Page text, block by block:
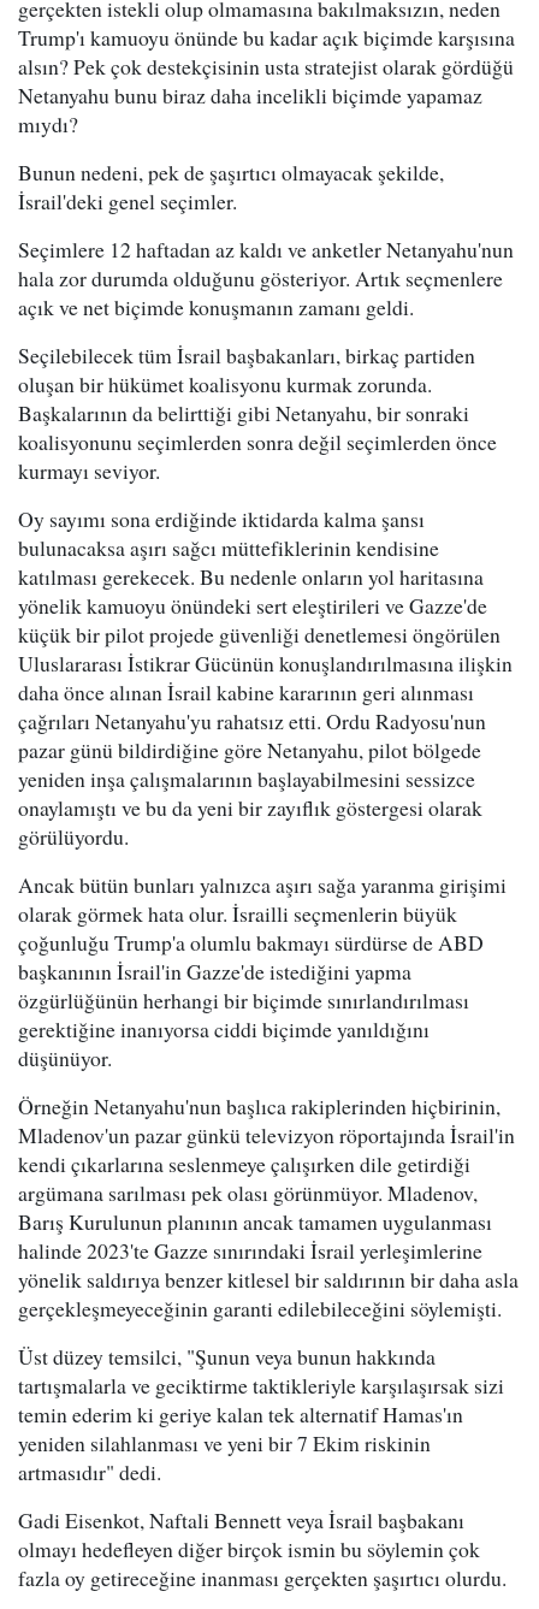
gerçekten istekli olup olmamasına bakılmaksızın, neden
Trump'ı kamuoyu önünde bu kadar açık biçimde karşısına
alsın? Pek çok destekçisinin usta stratejist olarak gördüğü
Netanyahu bunu biraz daha incelikli biçimde yapamaz
mıydı?
Bunun nedeni, pek de şaşırtıcı olmayacak şekilde,
İsrail'deki genel seçimler.
Seçimlere 12 haftadan az kaldı ve anketler Netanyahu'nun
hala zor durumda olduğunu gösteriyor. Artık seçmenlere
açık ve net biçimde konuşmanın zamanı geldi.
Seçilebilecek tüm İsrail başbakanları, birkaç partiden
oluşan bir hükümet koalisyonu kurmak zorunda.
Başkalarının da belirttiği gibi Netanyahu, bir sonraki
koalisyonunu seçimlerden sonra değil seçimlerden önce
kurmayı seviyor.
Oy sayımı sona erdiğinde iktidarda kalma şansı
bulunacaksa aşırı sağcı müttefiklerinin kendisine
katılması gerekecek. Bu nedenle onların yol haritasına
yönelik kamuoyu önündeki sert eleştirileri ve Gazze'de
küçük bir pilot projede güvenliği denetlemesi öngörülen
Uluslararası İstikrar Gücünün konuşlandırılmasına ilişkin
daha önce alınan İsrail kabine kararının geri alınması
çağrıları Netanyahu'yu rahatsız etti. Ordu Radyosu'nun
pazar günü bildirdiğine göre Netanyahu, pilot bölgede
yeniden inşa çalışmalarının başlayabilmesini sessizce
onaylamıştı ve bu da yeni bir zayıflık göstergesi olarak
görülüyordu.
Ancak bütün bunları yalnızca aşırı sağa yaranma girişimi
olarak görmek hata olur. İsrailli seçmenlerin büyük
çoğunluğu Trump'a olumlu bakmayı sürdürse de ABD
başkanının İsrail'in Gazze'de istediğini yapma
özgürlüğünün herhangi bir biçimde sınırlandırılması
gerektiğine inanıyorsa ciddi biçimde yanıldığını
düşünüyor.
Örneğin Netanyahu'nun başlıca rakiplerinden hiçbirinin,
Mladenov'un pazar günkü televizyon röportajında İsrail'in
kendi çıkarlarına seslenmeye çalışırken dile getirdiği
argümana sarılması pek olası görünmüyor. Mladenov,
Barış Kurulunun planının ancak tamamen uygulanması
halinde 2023'te Gazze sınırındaki İsrail yerleşimlerine
yönelik saldırıya benzer kitlesel bir saldırının bir daha asla
gerçekleşmeyeceğinin garanti edilebileceğini söylemişti.
Üst düzey temsilci, "Şunun veya bunun hakkında
tartışmalarla ve geciktirme taktikleriyle karşılaşırsak sizi
temin ederim ki geriye kalan tek alternatif Hamas'ın
yeniden silahlanması ve yeni bir 7 Ekim riskinin
artmasıdır" dedi.
Gadi Eisenkot, Naftali Bennett veya İsrail başbakanı
olmayı hedefleyen diğer birçok ismin bu söylemin çok
fazla oy getireceğine inanması gerçekten şaşırtıcı olurdu.